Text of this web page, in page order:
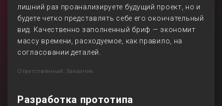
лишний раз проанализируете будущий проект, но и
будете четко представлять себе его окончательный
вид. Качественно заполненный бриф — экономит
массу времени, расходуемое, как правило, на
согласовании деталей.
Ответственный: Заказчик
Разработка прототипа